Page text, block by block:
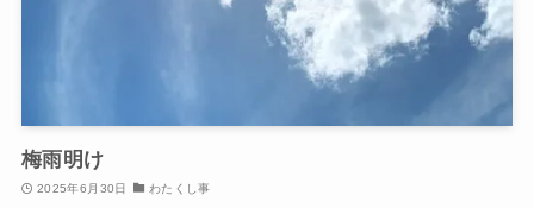
梅雨明け
2025年6月30日 わたくし事